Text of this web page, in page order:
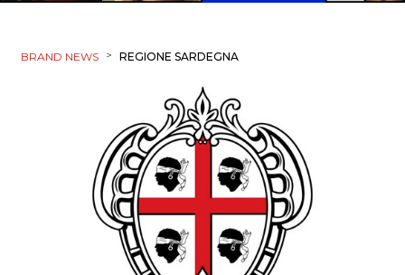
BRAND NEWS > REGIONE SARDEGNA